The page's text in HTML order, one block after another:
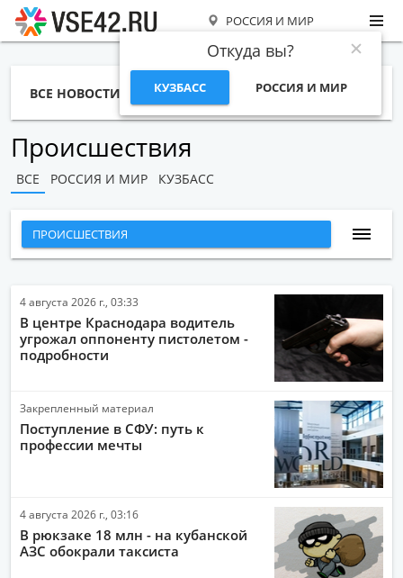
РОССИЯ И МИР
Откуда вы?
КУЗБАСС РОССИЯ И МИР
ВСЕ НОВОСТИ СТАТЬИ ТЕМЫ ФОТО
Происшествия
ВСЕ РОССИЯ И МИР КУЗБАСС
ВСЕ НОВОСТИ
НАРОДНЫЕ НОВОСТИ
НОВОСТИ С ВИДЕО
НОВОСТИ КОМПАНИЙ
СПОРТ
ОБЩЕСТВО
ЭКОНОМИКА
ПРОИСШЕСТВИЯ
АВТО-МОТО
4 августа 2026 г., 03:33
В центре Краснодара водитель
угрожал оппоненту пистолетом -
подробности
Закрепленный материал
Поступление в СФУ: путь к
профессии мечты
4 августа 2026 г., 03:16
В рюкзаке 18 млн - на кубанской
АЗС обокрали таксиста